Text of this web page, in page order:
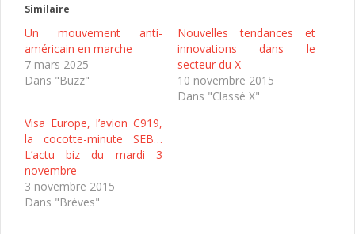
Similaire
Un mouvement anti-
américain en marche
7 mars 2025
Dans "Buzz"
Nouvelles tendances et
innovations dans le
secteur du X
10 novembre 2015
Dans "Classé X"
Visa Europe, l’avion C919,
la cocotte-minute SEB…
L’actu biz du mardi 3
novembre
3 novembre 2015
Dans "Brèves"